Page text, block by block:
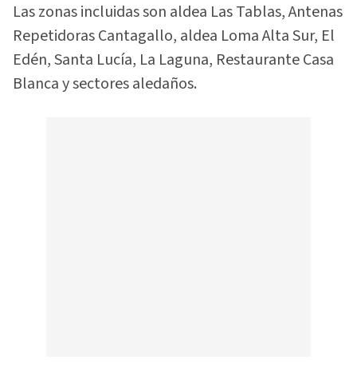
Las zonas incluidas son aldea Las Tablas, Antenas
Repetidoras Cantagallo, aldea Loma Alta Sur, El
Edén, Santa Lucía, La Laguna, Restaurante Casa
Blanca y sectores aledaños.